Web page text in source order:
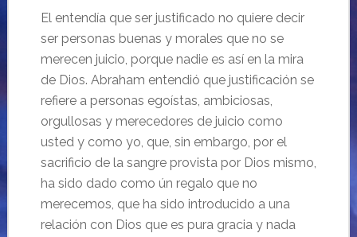
El entendía que ser justificado no quiere decir
ser personas buenas y morales que no se
merecen juicio, porque nadie es así en la mira
de Dios. Abraham entendió que justificación se
refiere a personas egoístas, ambiciosas,
orgullosas y merecedores de juicio como
usted y como yo, que, sin embargo, por el
sacrificio de la sangre provista por Dios mismo,
ha sido dado como ún regalo que no
merecemos, que ha sido introducido a una
relación con Dios que es pura gracia y nada